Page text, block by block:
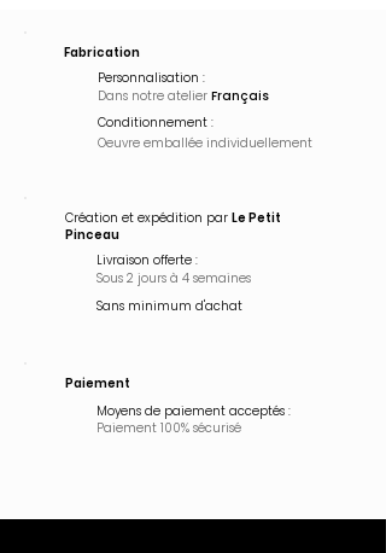
Fabrication
Personnalisation :
Dans notre atelier Français
Conditionnement :
Oeuvre emballée individuellement
Création et expédition par Le Petit
Pinceau
Livraison offerte :
Sous 2 jours à 4 semaines
Sans minimum d'achat
Paiement
Moyens de paiement acceptés :
Paiement 100% sécurisé